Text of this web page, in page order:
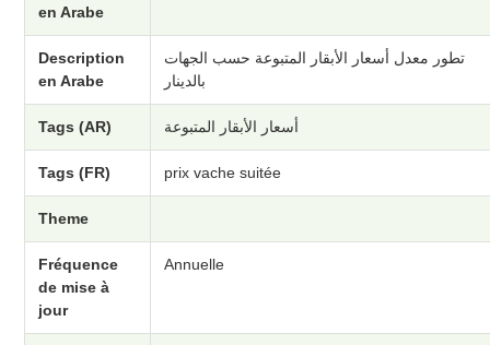
en Arabe
Description
en Arabe
تطور معدل أسعار الأبقار المتبوعة حسب الجهات
بالدينار
Tags (AR) أسعار الأبقار المتبوعة
Tags (FR) prix vache suitée
Theme
Fréquence
de mise à
jour
Annuelle